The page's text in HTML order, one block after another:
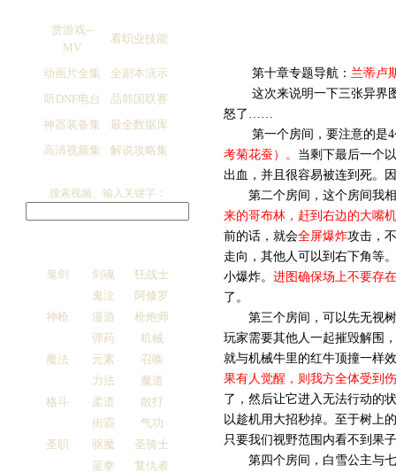
赏游戏--
MV
看职业技能
动画片全集
全副本演示
听DNF电台
品韩国联赛
神器装备集
最全数据库
高清视频集
解说攻略集
搜索视频、输入关键字：
鬼剑 剑魂
狂战士
鬼泣
阿修罗
神枪
漫游
枪炮师
弹药
机械
魔法
元素
召唤
力法
魔道
格斗
柔道
散打
街霸
气功
圣职
驱魔
圣骑士
蓝拳
复仇者
第十章专题导航： 兰蒂卢
这次来说明一下三张异界
怒了……
第一个房间，要注意的是4
考菊花蚕）。 当剩下最后一个
出血，并且很容易被连到死。
第二个房间，这个房间我相
来的哥布林，赶到右边的大嘴
前的话，就会全屏爆炸攻击，
走向，其他人可以到右下角等
小爆炸。 进图确保场上不要存
了。
第三个房间，可以先无视树
玩家需要其他人一起摧毁解围
就与机械牛里的红牛顶撞一样
果有人觉醒，则我方全体受到
了，然后让它进入无法行动的
以趁机用大招秒掉。至于树上
只要我们视野范围内看不到果
第四个房间，白雪公主与七